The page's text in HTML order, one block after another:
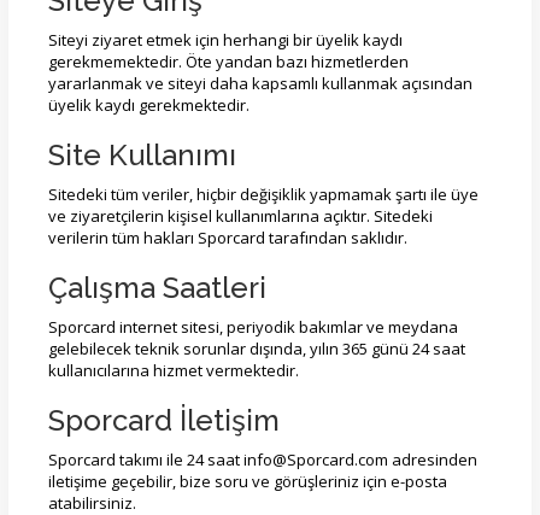
Siteyi ziyaret etmek için herhangi bir üyelik kaydı
gerekmemektedir. Öte yandan bazı hizmetlerden
yararlanmak ve siteyi daha kapsamlı kullanmak açısından
üyelik kaydı gerekmektedir.
Site Kullanımı
Sitedeki tüm veriler, hiçbir değişiklik yapmamak şartı ile üye
ve ziyaretçilerin kişisel kullanımlarına açıktır. Sitedeki
verilerin tüm hakları Sporcard tarafından saklıdır.
Çalışma Saatleri
Sporcard internet sitesi, periyodik bakımlar ve meydana
gelebilecek teknik sorunlar dışında, yılın 365 günü 24 saat
kullanıcılarına hizmet vermektedir.
Sporcard İletişim
Sporcard takımı ile 24 saatinfo@Sporcard.com adresinden
iletişime geçebilir, bize soru ve görüşleriniz için e-posta
atabilirsiniz.